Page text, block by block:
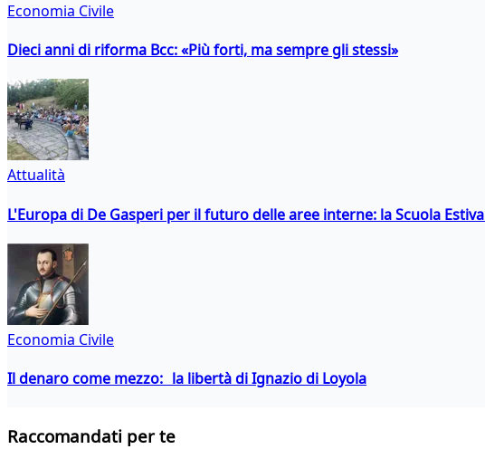
Economia Civile
Dieci anni di riforma Bcc: «Più forti, ma sempre gli stessi»
Attualità
L'Europa di De Gasperi per il futuro delle aree interne: la Scuola
Economia Civile
Il denaro come mezzo: la libertà di Ignazio di Loyola
Raccomandati per te